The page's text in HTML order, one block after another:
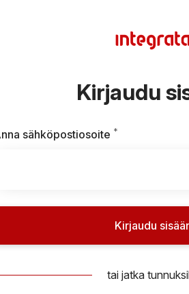
Kirjaudu
sähköpostiosoite *
Kirjaudu
tai jatka